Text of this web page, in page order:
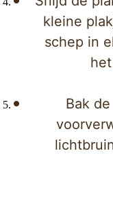
kleine
schep in
Bak